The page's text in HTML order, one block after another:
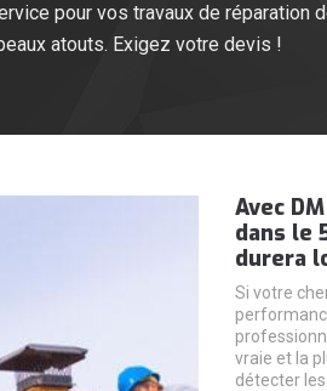
pour vos travaux de réparation
atouts. Exigez votre devis !
Avec
dans le
durera
Si votre
vraie et la
détecter